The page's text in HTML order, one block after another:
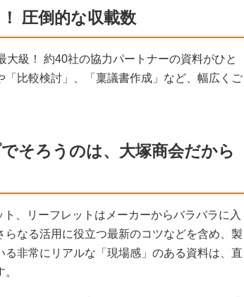
圧倒的な収載数
級！ 約40社の協力パートナーの資料がひと
比較検討」、「稟議書作成」など、幅広くご
そろうのは、大塚商会だから
、リーフレットはメーカーからバラバラに入
なる活用に役立つ最新のコツなどを含め、製
非常にリアルな「現場感」のある資料は、直